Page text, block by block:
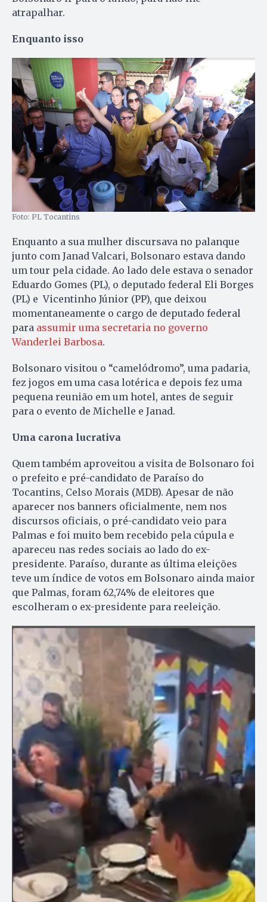
atrapalhar.
Enquanto isso
Foto: PL Tocantins
Enquanto a sua mulher discursava no palanque
junto com Janad Valcari, Bolsonaro estava dando
um tour pela cidade. Ao lado dele estava o senador
Eduardo Gomes (PL), o deputado federal Eli Borges
(PL) e Vicentinho Júnior (PP), que deixou
momentaneamente o cargo de deputado federal
para assumir uma secretaria no governo
Wanderlei Barbosa.
Bolsonaro visitou o “camelódromo”, uma padaria,
fez jogos em uma casa lotérica e depois fez uma
pequena reunião em um hotel, antes de seguir
para o evento de Michelle e Janad.
Uma carona lucrativa
Quem também aproveitou a visita de Bolsonaro foi
o prefeito e pré-candidato de Paraíso do
Tocantins, Celso Morais (MDB). Apesar de não
aparecer nos banners oficialmente, nem nos
discursos oficiais, o pré-candidato veio para
Palmas e foi muito bem recebido pela cúpula e
apareceu nas redes sociais ao lado do ex-
presidente. Paraíso, durante as última eleições
teve um índice de votos em Bolsonaro ainda maior
que Palmas, foram 62,74% de eleitores que
escolheram o ex-presidente para reeleição.